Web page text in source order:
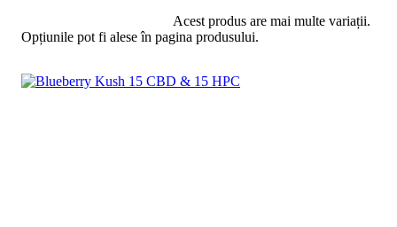
Acest produs are mai multe variații.
Opțiunile pot fi alese în pagina produsului.